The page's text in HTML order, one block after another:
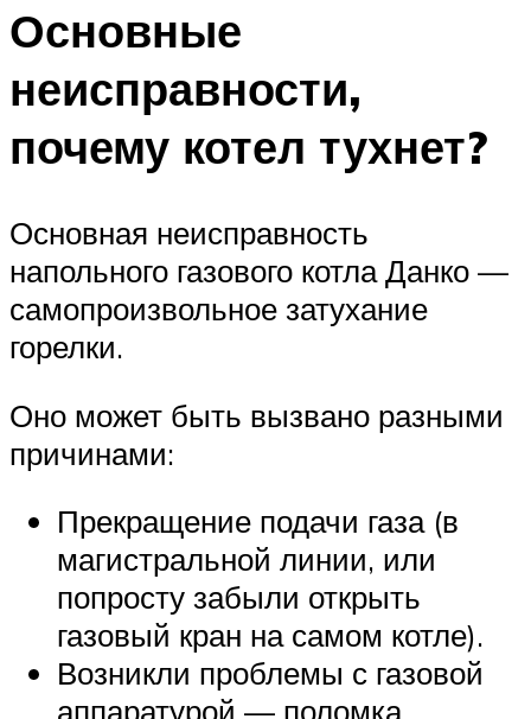
Основные
неисправности,
почему котел тухнет?
Основная неисправность
напольного газового котла Данко —
самопроизвольное затухание
горелки.
Оно может быть вызвано разными
причинами:
Прекращение подачи газа (в
магистральной линии, или
попросту забыли открыть
газовый кран на самом котле).
Возникли проблемы с газовой
аппаратурой — поломка